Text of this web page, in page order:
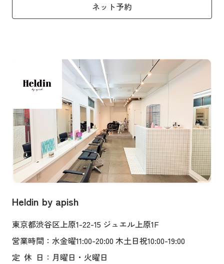
ネット予約
Heldin by apish
東京都渋谷区上原1-22-15 ジュエル上原1F
営業時間 ：水金曜11:00-20:00 木土日祝10:00-19:00
定 休 日 ：月曜日・火曜日